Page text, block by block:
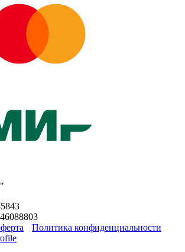
Политика конфиденциальности